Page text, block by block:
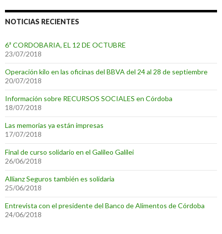
NOTICIAS RECIENTES
6ª CORDOBARIA, EL 12 DE OCTUBRE
23/07/2018
Operación kilo en las oficinas del BBVA del 24 al 28 de septiembre
20/07/2018
Información sobre RECURSOS SOCIALES en Córdoba
18/07/2018
Las memorias ya están impresas
17/07/2018
Final de curso solidario en el Galileo Galilei
26/06/2018
Allianz Seguros también es solidaria
25/06/2018
Entrevista con el presidente del Banco de Alimentos de Córdoba
24/06/2018